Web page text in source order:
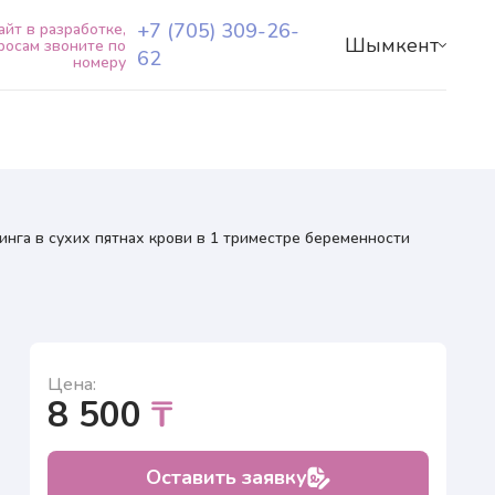
в разработке,
звоните по
номеру
+7 (705) 309-26-
62
Шымкент
+7 (705) 309-26-62
RU
KZ
в сухих пятнах крови в 1 триместре беременности
Цена:
8 500₸
Оставить заявку